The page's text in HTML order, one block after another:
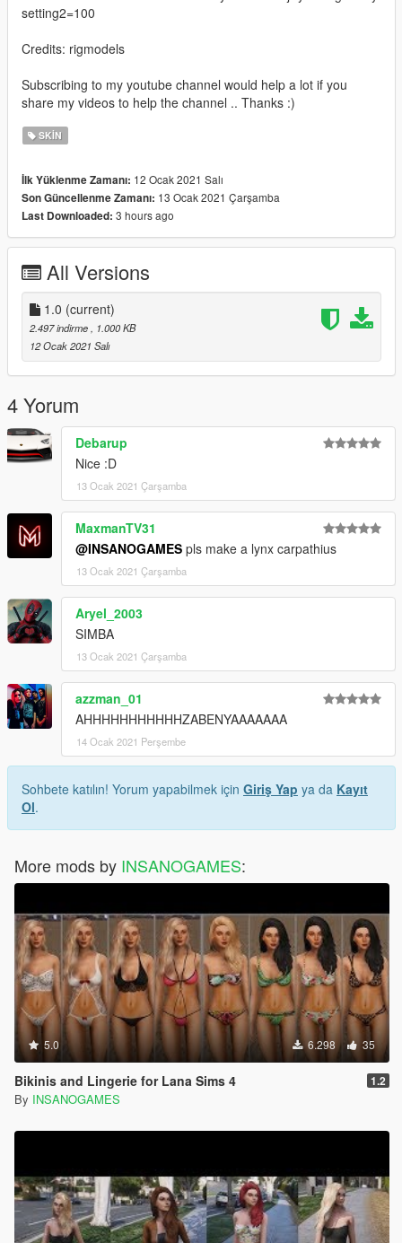
setting2=100
Credits: rigmodels
Subscribing to my youtube channel would help a lot if you
share my videos to help the channel .. Thanks :)
SKIN
İlk Yüklenme Zamanı: 12 Ocak 2021 Salı
Son Güncellenme Zamanı: 13 Ocak 2021 Çarşamba
Last Downloaded: 3 hours ago
All Versions
1.0 (current)
2.497 indirme
, 1.000 KB
12 Ocak 2021 Salı
4 Yorum
Debarup
Nice :D
13 Ocak 2021 Çarşamba
MaxmanTV31
@INSANOGAMES pls make a lynx carpathius
13 Ocak 2021 Çarşamba
Aryel_2003
SIMBA
13 Ocak 2021 Çarşamba
azzman_01
AHHHHHHHHHHHZABENYAAAAAAA
14 Ocak 2021 Perşembe
Sohbete katılın! Yorum yapabilmek için Giriş Yap ya da Kayıt
Ol.
More mods by INSANOGAMES:
5.0 6.298 35
Bikinis and Lingerie for Lana Sims 4 1.2
By INSANOGAMES